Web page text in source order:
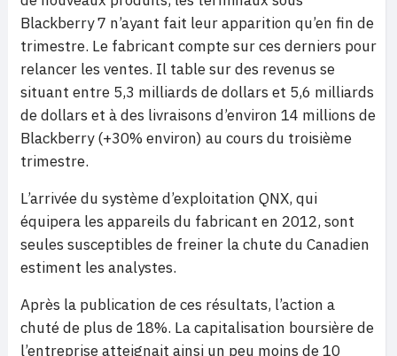
Blackberry 7 n’ayant fait leur apparition qu’en fin de
trimestre. Le fabricant compte sur ces derniers pour
relancer les ventes. Il table sur des revenus se
situant entre 5,3 milliards de dollars et 5,6 milliards
de dollars et à des livraisons d’environ 14 millions de
Blackberry (+30% environ) au cours du troisième
trimestre.
L’arrivée du système d’exploitation QNX, qui
équipera les appareils du fabricant en 2012, sont
seules susceptibles de freiner la chute du Canadien
estiment les analystes.
Après la publication de ces résultats, l’action a
chuté de plus de 18%. La capitalisation boursière de
l’entreprise atteignait ainsi un peu moins de 10